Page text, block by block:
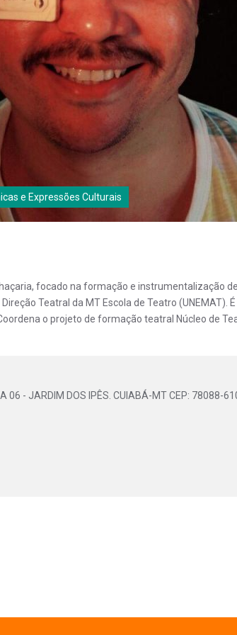
e Expressões Culturais
focado na formação e instrumentalização
Teatral da MT Escola de Teatro
o projeto de formação teatral Núcleo de
06 - JARDIM DOS IPÊS. CUIABÁ-MT CEP: 78088-